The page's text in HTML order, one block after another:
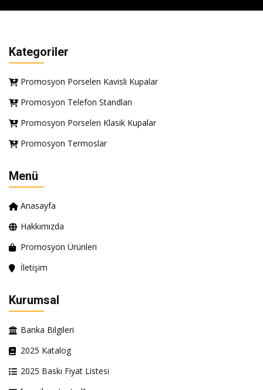
Kategoriler
Promosyon Porselen Kavisli Kupalar
Promosyon Telefon Standları
Promosyon Porselen Klasik Kupalar
Promosyon Termoslar
Menü
Anasayfa
Hakkımızda
Promosyon Ürünleri
İletişim
Kurumsal
Banka Bilgileri
2025 Katalog
2025 Baskı Fiyat Listesi